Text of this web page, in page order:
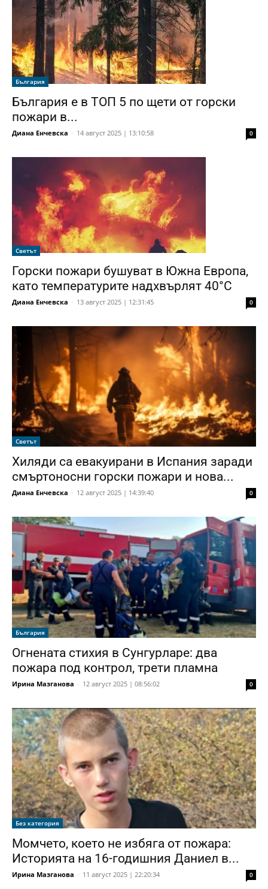
България
България е в ТОП 5 по щети от горски
пожари в...
Диана Енчевска - 14 август 2025 | 13:10:58 0
Светът
Горски пожари бушуват в Южна Европа,
като температурите надхвърлят 40°C
Диана Енчевска - 13 август 2025 | 12:31:45 0
Светът
Хиляди са евакуирани в Испания заради
смъртоносни горски пожари и нова...
Диана Енчевска - 12 август 2025 | 14:39:40 0
България
Огнената стихия в Сунгурларе: два
пожара под контрол, трети пламна
Ирина Мазганова - 12 август 2025 | 08:56:02 0
Без категория
Момчето, което не избяга от пожара:
Историята на 16-годишния Даниел в...
Ирина Мазганова - 11 август 2025 | 22:20:34 0